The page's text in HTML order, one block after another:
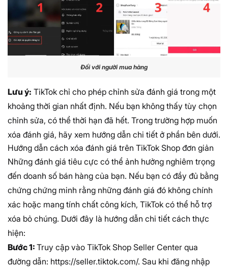
Đối với người mua hàng
Lưu ý: TikTok chỉ cho phép chỉnh sửa đánh giá trong một
khoảng thời gian nhất định. Nếu bạn không thấy tùy chọn
chỉnh sửa, có thể thời hạn đã hết. Trong trường hợp muốn
xóa đánh giá, hãy xem hướng dẫn chi tiết ở phần bên dưới.
Hướng dẫn cách xóa đánh giá trên TikTok Shop đơn giản
Những đánh giá tiêu cực có thể ảnh hưởng nghiêm trọng
đến doanh số bán hàng của bạn. Nếu bạn có đầy đủ bằng
chứng chứng minh rằng những đánh giá đó không chính
xác hoặc mang tính chất công kích, TikTok có thể hỗ trợ
xóa bỏ chúng. Dưới đây là hướng dẫn chi tiết cách thực
hiện:
Bước 1: Truy cập vào TikTok Shop Seller Center qua
đường dẫn: https://seller.tiktok.com/. Sau khi đăng nhập